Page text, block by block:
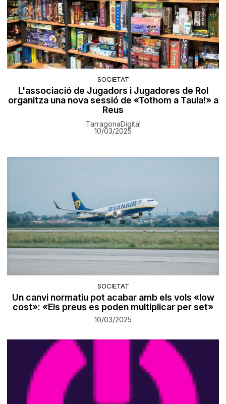
SOCIETAT
L'associació de Jugadors i Jugadores de Rol
organitza una nova sessió de «Tothom a Taula!» a
Reus
TarragonaDigital
10/03/2025
SOCIETAT
Un canvi normatiu pot acabar amb els vols «low
cost»: «Els preus es poden multiplicar per set»
10/03/2025